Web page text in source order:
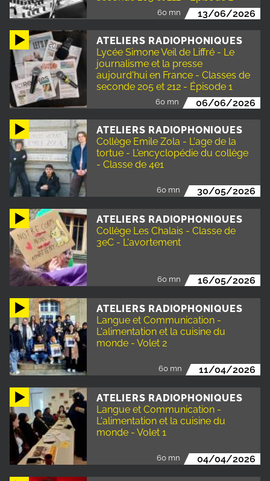
60 mn 13/06/2026
ATELIERS RADIOPHONIQUES
Lycée Simone Veil de Liffré - Le
journalisme et la presse
aujourd'hui en France - Classes de
seconde 205 et 212 - Épisode 1
60 mn 06/06/2026
ATELIERS RADIOPHONIQUES
Collège Emile Zola - L'age de la
tortue - L'encyclopédie du collège
- Classe de 4e1
60 mn 30/05/2026
ATELIERS RADIOPHONIQUES
Collège Les Chalais - Classe de
3eC - L'avortement
60 mn 16/05/2026
ATELIERS RADIOPHONIQUES
Langue et Communication -
L'alimentation et la cuisine du
monde - Volet 2
60 mn 11/04/2026
ATELIERS RADIOPHONIQUES
Langue et Communication -
L'alimentation et la cuisine du
monde - Volet 1
60 mn 04/04/2026